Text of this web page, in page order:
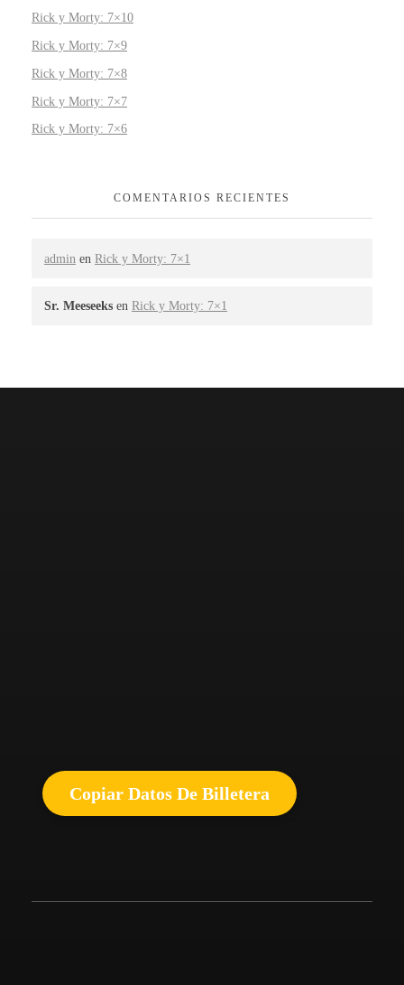
Rick y Morty: 7×10
Rick y Morty: 7×9
Rick y Morty: 7×8
Rick y Morty: 7×7
Rick y Morty: 7×6
COMENTARIOS RECIENTES
admin en Rick y Morty: 7×1
Sr. Meeseeks en Rick y Morty: 7×1
Copiar Datos De Billetera